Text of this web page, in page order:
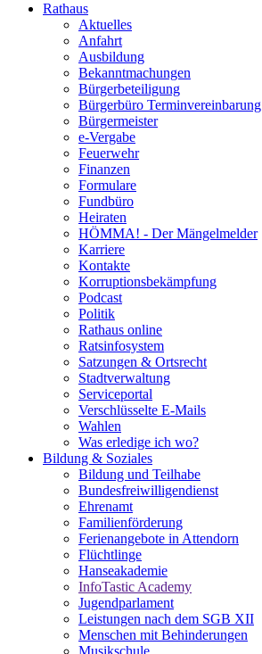
Rathaus
Aktuelles
Anfahrt
Ausbildung
Bekanntmachungen
Bürgerbeteiligung
Bürgerbüro Terminvereinbarung
Bürgermeister
e-Vergabe
Feuerwehr
Finanzen
Formulare
Fundbüro
Heiraten
HÖMMA! - Der Mängelmelder
Karriere
Kontakte
Korruptionsbekämpfung
Podcast
Politik
Rathaus online
Ratsinfosystem
Satzungen & Ortsrecht
Stadtverwaltung
Serviceportal
Verschlüsselte E-Mails
Wahlen
Was erledige ich wo?
Bildung & Soziales
Bildung und Teilhabe
Bundesfreiwilligendienst
Ehrenamt
Familienförderung
Ferienangebote in Attendorn
Flüchtlinge
Hanseakademie
InfoTastic Academy
Jugendparlament
Leistungen nach dem SGB XII
Menschen mit Behinderungen
Musikschule